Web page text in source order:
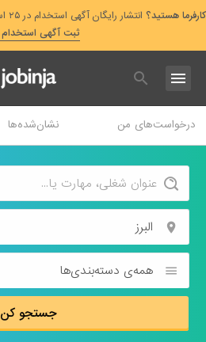
کارفرما هستید؟ انتشار رایگان آگهی استخدام در ۲۵ استان و ۲۶ دسته‌بندی شغلی
ثبت آگهی استخدام
درخواست‌های من نشان‌شده‌ها
البرز
همه‌ی دسته‌بندی‌ها
جستجو کن